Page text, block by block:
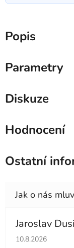
Popis
Parametry
Diskuze
Hodnocení
Ostatní
Jaroslav
Hodnocení
10.8.2026